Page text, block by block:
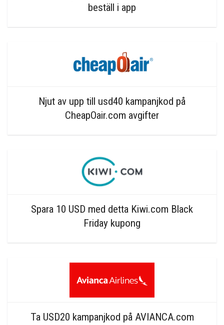
beställ i app
Njut av upp till usd40 kampanjkod på
CheapOair.com avgifter
Spara 10 USD med detta Kiwi.com Black
Friday kupong
Ta USD20 kampanjkod på AVIANCA.com